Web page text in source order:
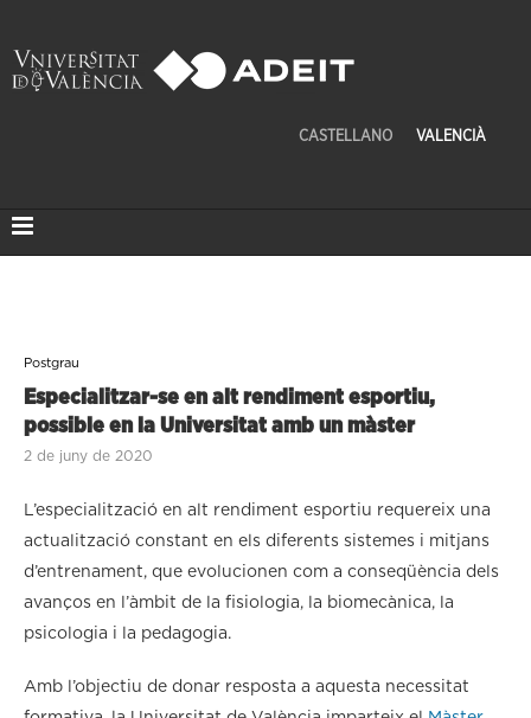
CASTELLANO VALENCIÀ
Postgrau
Especialitzar-se en alt rendiment esportiu,
possible en la Universitat amb un màster
2 de juny de 2020
L’especialització en alt rendiment esportiu requereix una
actualització constant en els diferents sistemes i mitjans
d’entrenament, que evolucionen com a conseqüència dels
avanços en l’àmbit de la fisiologia, la biomecànica, la
psicologia i la pedagogia.
Amb l’objectiu de donar resposta a aquesta necessitat